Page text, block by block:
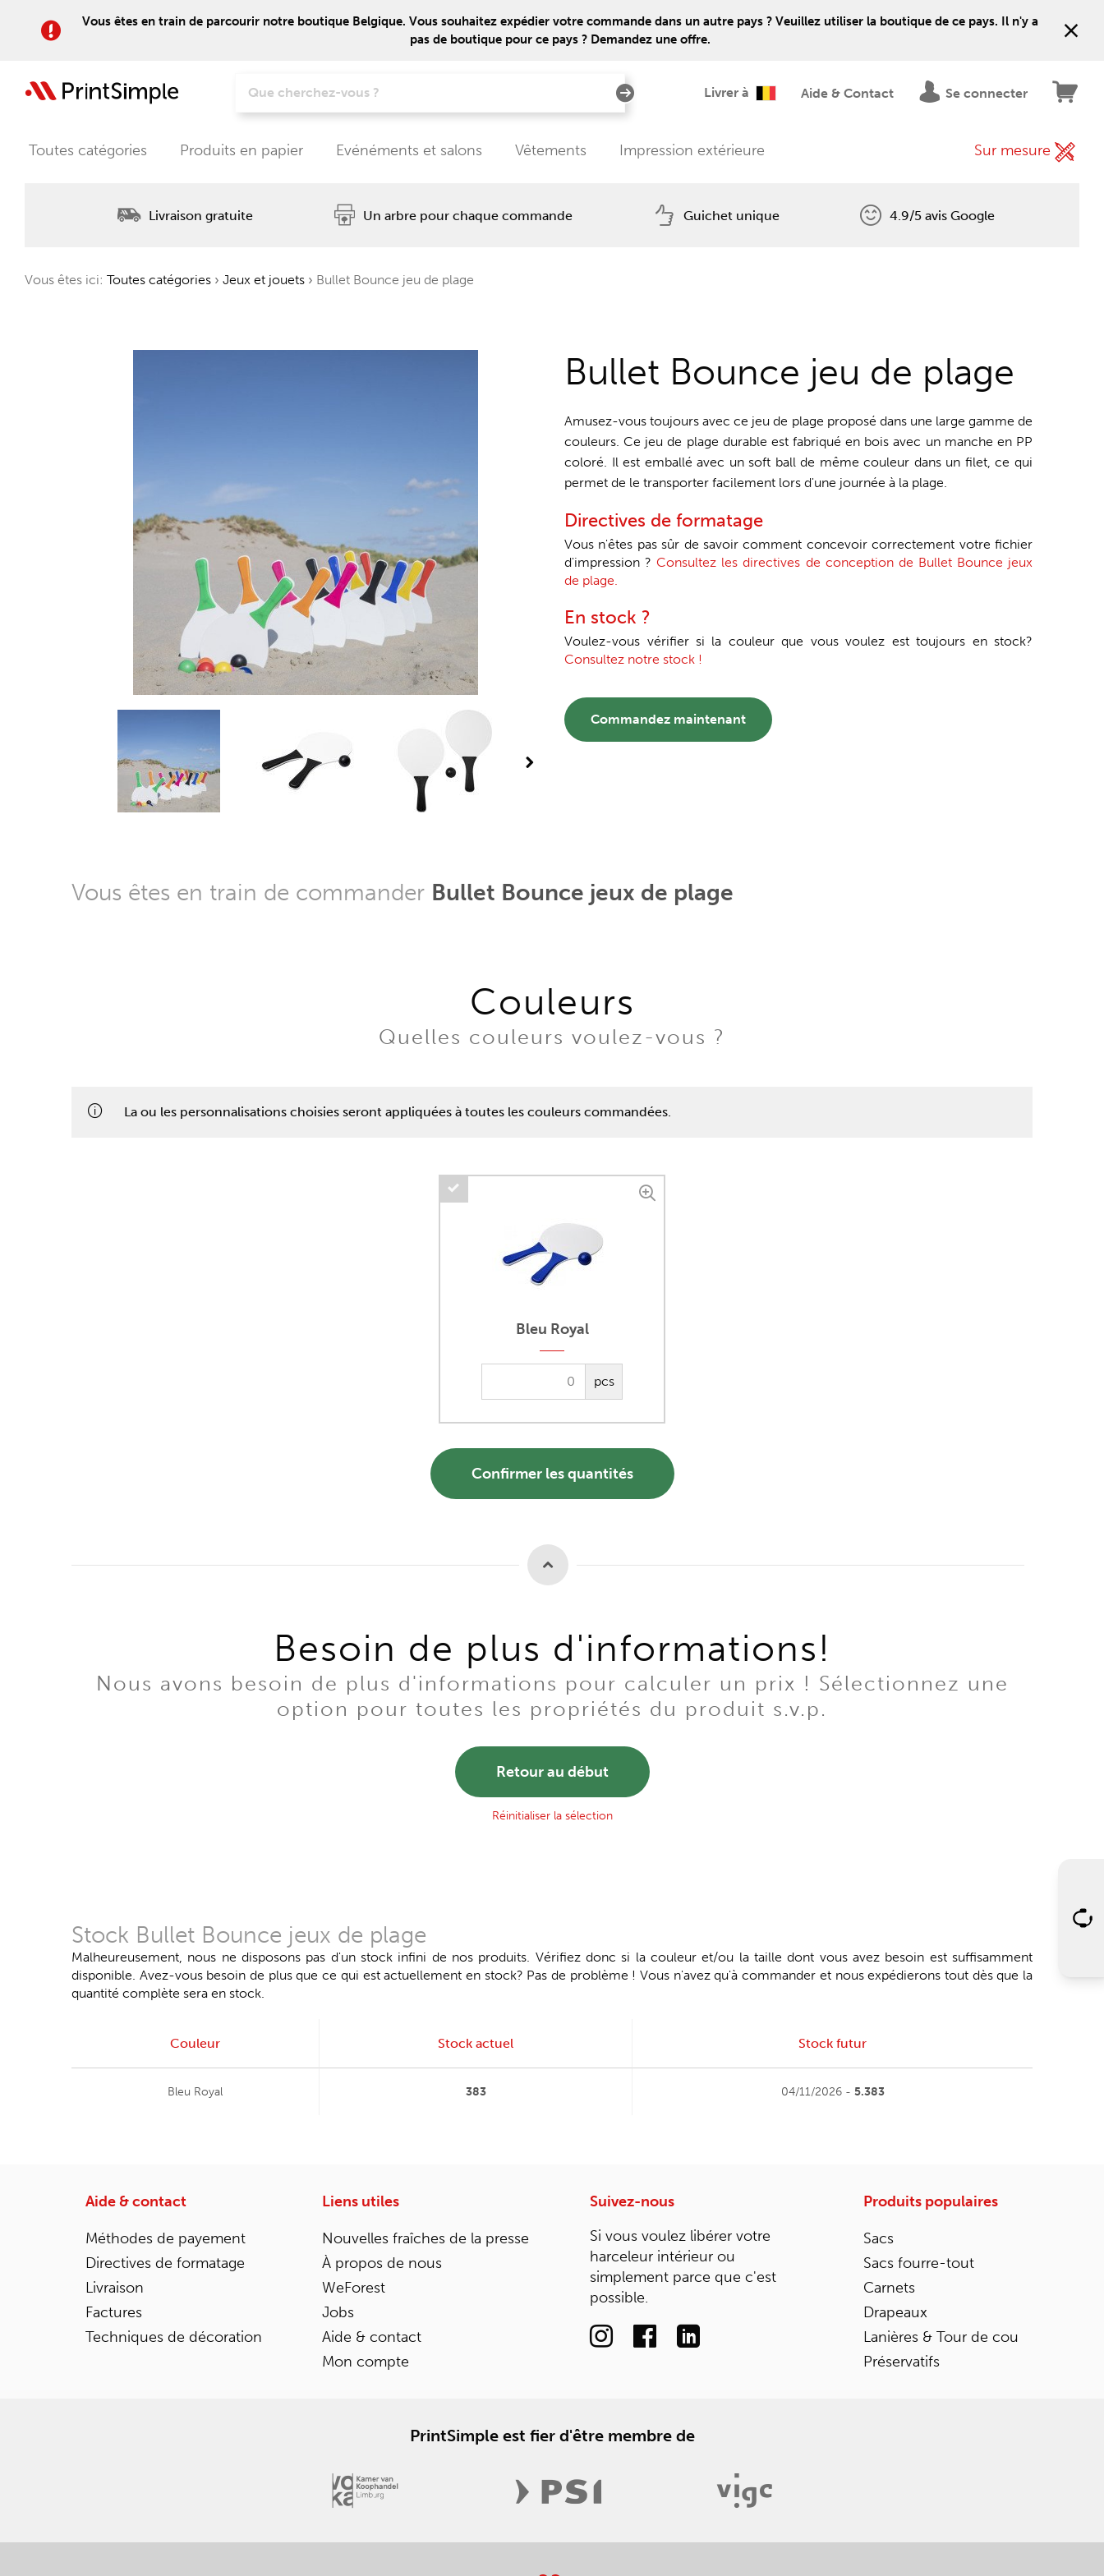
Vous êtes en train de parcourir notre boutique Belgique. Vous souhaitez expédier votre commande dans un autre pays ? Veuillez utiliser la boutique de ce pays. Il n'y a
pas de boutique pour ce pays ? Demandez une offre.
Livrer à Aide & Contact Se connecter
Toutes catégories Produits en papier Evénéments et salons Vêtements Impression extérieure Sur mesure
Livraison gratuite Un arbre pour chaque commande Guichet unique 4.9/5 avis Google
Vous êtes ici: Toutes catégories › Jeux et jouets › Bullet Bounce jeu de plage
Bullet Bounce jeu de plage
Amusez-vous toujours avec ce jeu de plage proposé dans une large gamme de
couleurs. Ce jeu de plage durable est fabriqué en bois avec un manche en PP
coloré. Il est emballé avec un soft ball de même couleur dans un filet, ce qui
permet de le transporter facilement lors d'une journée à la plage.
Directives de formatage
Vous n'êtes pas sûr de savoir comment concevoir correctement votre fichier
d'impression ?Consultez les directives de conception de Bullet Bounce jeux
de plage.
En stock ?
Voulez-vous vérifier si la couleur que vous voulez est toujours en stock?
Consultez notre stock !
Commandez maintenant
Vous êtes en train de commander Bullet Bounce jeux de plage
Couleurs
Quelles couleurs voulez-vous ?
La ou les personnalisations choisies seront appliquées à toutes les couleurs commandées.
Bleu Royal
pcs
Confirmer les quantités
Besoin de plus d'informations!
Nous avons besoin de plus d'informations pour calculer un prix ! Sélectionnez une
option pour toutes les propriétés du produit s.v.p.
Retour au début
Réinitialiser la sélection
Stock Bullet Bounce jeux de plage
Malheureusement, nous ne disposons pas d'un stock infini de nos produits. Vérifiez donc si la couleur et/ou la taille dont vous avez besoin est suffisamment
disponible. Avez-vous besoin de plus que ce qui est actuellement en stock? Pas de problème ! Vous n'avez qu'à commander et nous expédierons tout dès que la
quantité complète sera en stock.
Couleur Stock actuel Stock futur
Bleu Royal 383 04/11/2026 - 5.383
Aide & contact
Méthodes de payement
Directives de formatage
Livraison
Factures
Techniques de décoration
Liens utiles
Nouvelles fraîches de la presse
À propos de nous
WeForest
Jobs
Aide & contact
Mon compte
Suivez-nous
Si vous voulez libérer votre
harceleur intérieur ou
simplement parce que c'est
possible.
Produits populaires
Sacs
Sacs fourre-tout
Carnets
Drapeaux
Lanières & Tour de cou
Préservatifs
PrintSimple est fier d'être membre de